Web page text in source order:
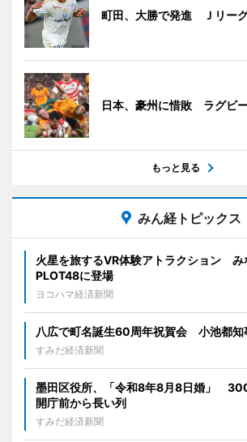
町田、大勝で発進 Ｊリー
日本、豪州に惜敗 ラグビ
もっと見る
みん経トピックス
火星を旅するVR体験アトラクション み
PLOT48に登場
ヨコハマ経済新聞
八広で町名誕生60周年祝賀会 小池都知
すみだ経済新聞
墨田区役所、「令和8年8月8日婚」 300
開庁前から長い列
すみだ経済新聞